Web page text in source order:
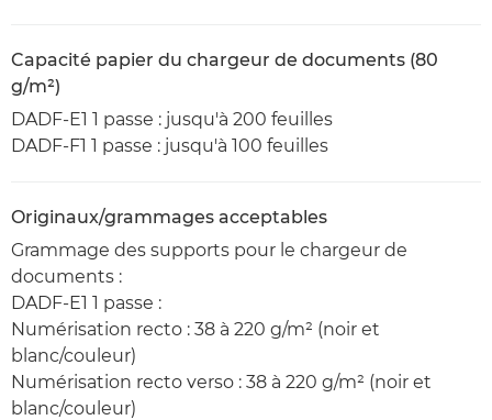
Capacité papier du chargeur de documents (80
g/m²)
DADF-E1 1 passe : jusqu'à 200 feuilles
DADF-F1 1 passe : jusqu'à 100 feuilles
Originaux/grammages acceptables
Grammage des supports pour le chargeur de
documents :
DADF-E1 1 passe :
Numérisation recto : 38 à 220 g/m² (noir et
blanc/couleur)
Numérisation recto verso : 38 à 220 g/m² (noir et
blanc/couleur)